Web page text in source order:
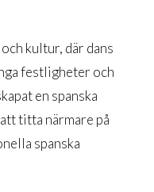
kultur, där dans
festligheter och
en spanska
titta närmare på
spanska